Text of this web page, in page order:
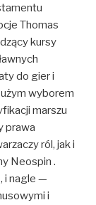
Thomas
kursy
do gier i
wyborem
marszu
prawa
ról, jak i
Neospin .
i nagle —
i